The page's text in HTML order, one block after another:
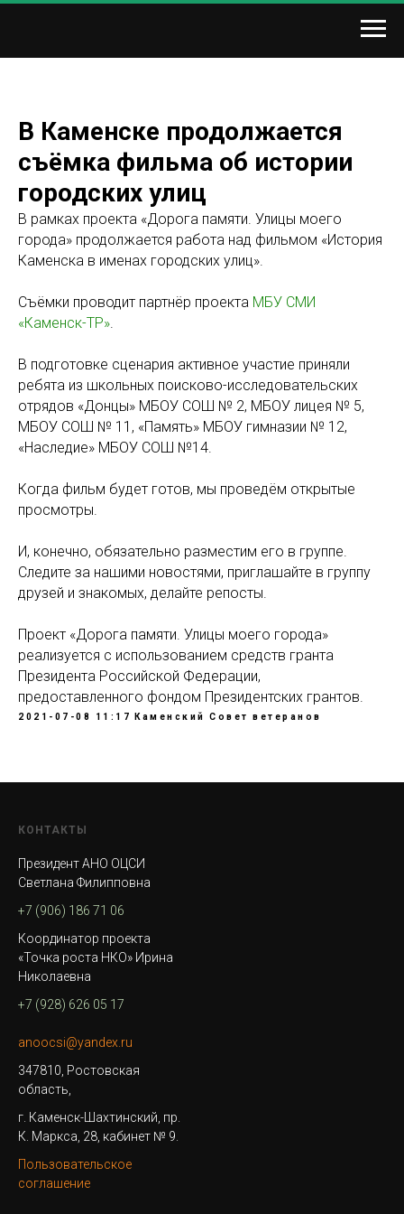
В Каменске продолжается
съёмка фильма об истории
городских улиц
В рамках проекта «Дорога памяти. Улицы моего
города» продолжается работа над фильмом «История
Каменска в именах городских улиц».
Съёмки проводит партнёр проекта МБУ СМИ
«Каменск-ТР».
В подготовке сценария активное участие приняли
ребята из школьных поисково-исследовательских
отрядов «Донцы» МБОУ СОШ № 2, МБОУ лицея № 5,
МБОУ СОШ № 11, «Память» МБОУ гимназии № 12,
«Наследие» МБОУ СОШ №14.
Когда фильм будет готов, мы проведём открытые
просмотры.
И, конечно, обязательно разместим его в группе.
Следите за нашими новостями, приглашайте в группу
друзей и знакомых, делайте репосты.
Проект «Дорога памяти. Улицы моего города»
реализуется с использованием средств гранта
Президента Российской Федерации,
предоставленного фондом Президентских грантов.
2021-07-08 11:17 Каменский Совет ветеранов
КОНТАКТЫ
Президент АНО ОЦСИ
Светлана Филипповна
+7 (906) 186 71 06
Координатор проекта
«Точка роста НКО» Ирина
Николаевна
+7 (928) 626 05 17
anoocsi@yandex.ru
347810, Ростовская
область,
г. Каменск-Шахтинский, пр.
К. Маркса, 28, кабинет № 9.
Пользовательское
соглашение